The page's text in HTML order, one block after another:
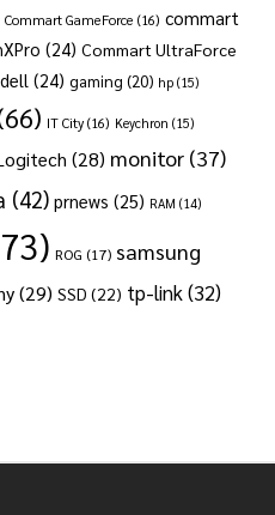
Commart GameForce (16) commart
(24) Commart UltraForce
dell (24) gaming (20) hp (15)
IT City (16) Keychron (15)
(28) monitor (37)
(42) prnews (25) RAM (14)
ROG (17) samsung
(29) SSD (22) tp-link(32)